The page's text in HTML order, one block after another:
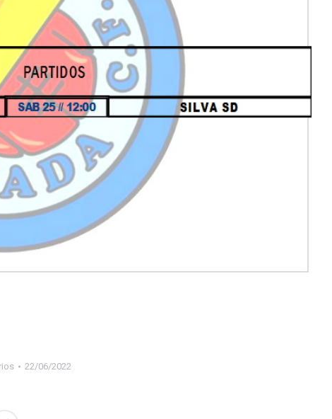
22/06/2022